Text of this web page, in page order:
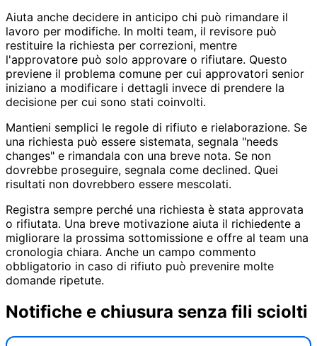
Aiuta anche decidere in anticipo chi può rimandare il
lavoro per modifiche. In molti team, il revisore può
restituire la richiesta per correzioni, mentre
l'approvatore può solo approvare o rifiutare. Questo
previene il problema comune per cui approvatori senior
iniziano a modificare i dettagli invece di prendere la
decisione per cui sono stati coinvolti.
Mantieni semplici le regole di rifiuto e rielaborazione. Se
una richiesta può essere sistemata, segnala "needs
changes" e rimandala con una breve nota. Se non
dovrebbe proseguire, segnala come declined. Quei
risultati non dovrebbero essere mescolati.
Registra sempre perché una richiesta è stata approvata
o rifiutata. Una breve motivazione aiuta il richiedente a
migliorare la prossima sottomissione e offre al team una
cronologia chiara. Anche un campo commento
obbligatorio in caso di rifiuto può prevenire molte
domande ripetute.
Notifiche e chiusura senza fili sciolti